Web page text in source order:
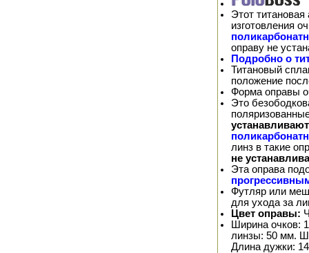
Этот
изготовления
оправу не
Подробно о
Титановый
положение
Форма оправы
Это
линз в такие
не
Эта оправа
Футляр или
для ухода за
Цвет оправы:
Ширина очков:
линзы: 50 мм.
Длина дужки: